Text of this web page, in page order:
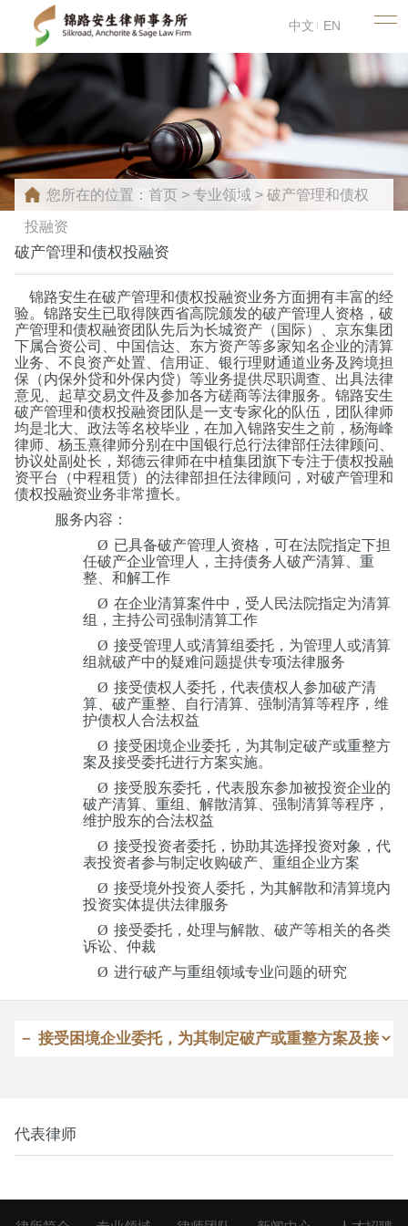
中文 EN
您所在的位置：首页 >专业领域 >破产管理和债权
投融资
破产管理和债权投融资
锦路安生在破产管理和债权投融资业务方面拥有丰富的经
验。锦路安生已取得陕西省高院颁发的破产管理人资格，破
产管理和债权融资团队先后为长城资产（国际）、京东集团
下属合资公司、中国信达、东方资产等多家知名企业的清算
业务、不良资产处置、信用证、银行理财通道业务及跨境担
保（内保外贷和外保内贷）等业务提供尽职调查、出具法律
意见、起草交易文件及参加各方磋商等法律服务。锦路安生
破产管理和债权投融资团队是一支专家化的队伍，团队律师
均是北大、政法等名校毕业，在加入锦路安生之前，杨海峰
律师、杨玉熹律师分别在中国银行总行法律部任法律顾问、
协议处副处长，郑德云律师在中植集团旗下专注于债权投融
资平台（中程租赁）的法律部担任法律顾问，对破产管理和
债权投融资业务非常擅长。
服务内容：
Ø 已具备破产管理人资格，可在法院指定下担
任破产企业管理人，主持债务人破产清算、重
整、和解工作
Ø 在企业清算案件中，受人民法院指定为清算
组，主持公司强制清算工作
Ø 接受管理人或清算组委托，为管理人或清算
组就破产中的疑难问题提供专项法律服务
Ø 接受债权人委托，代表债权人参加破产清
算、破产重整、自行清算、强制清算等程序，维
护债权人合法权益
Ø 接受困境企业委托，为其制定破产或重整方
案及接受委托进行方案实施。
Ø 接受股东委托，代表股东参加被投资企业的
破产清算、重组、解散清算、强制清算等程序，
维护股东的合法权益
Ø 接受投资者委托，协助其选择投资对象，代
表投资者参与制定收购破产、重组企业方案
Ø 接受境外投资人委托，为其解散和清算境内
投资实体提供法律服务
Ø 接受委托，处理与解散、破产等相关的各类
诉讼、仲裁
Ø 进行破产与重组领域专业问题的研究
代表律师